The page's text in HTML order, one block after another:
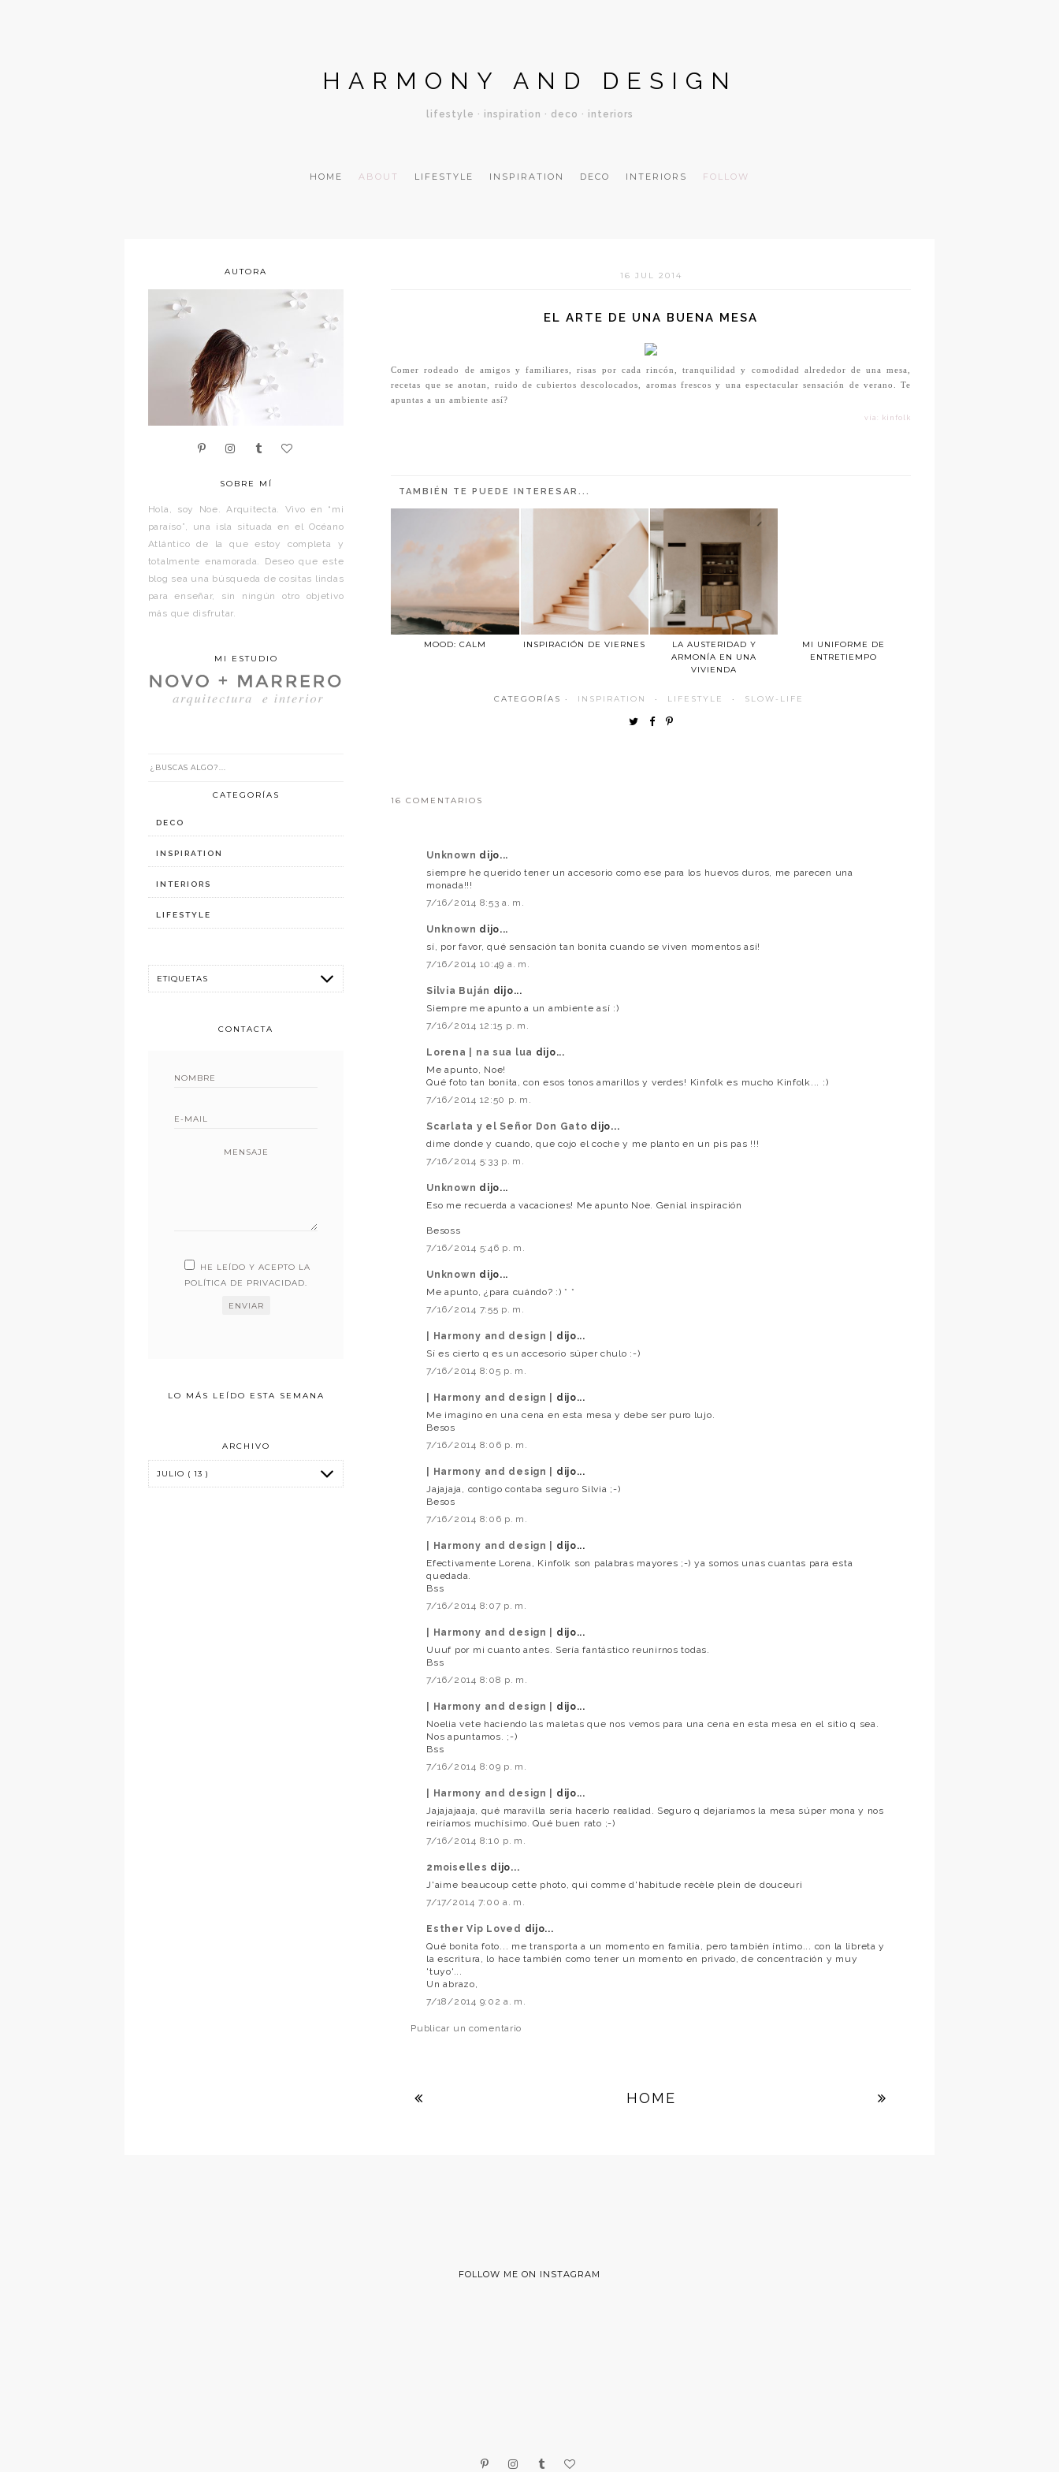
HARMONY AND DESIGN
lifestyle · inspiration · deco · interiors
HOME ABOUT LIFESTYLE INSPIRATION DECO INTERIORS FOLLOW
16 JUL 2014
EL ARTE DE UNA BUENA MESA
Comer rodeado de amigos y familiares, risas por cada rincón, tranquilidad y comodidad alrededor de una mesa,
recetas que se anotan, ruido de cubiertos descolocados, aromas frescos y una espectacular sensación de verano. Te
apuntas a un ambiente así?
vía: kinfolk
TAMBIÉN TE PUEDE INTERESAR...
MOOD: CALM INSPIRACIÓN DE VIERNES
LA AUSTERIDAD Y
ARMONÍA EN UNA
VIVIENDA
MI UNIFORME DE
ENTRETIEMPO
CATEGORÍAS · INSPIRATION · LIFESTYLE · SLOW-LIFE
16 COMENTARIOS
Unknown dijo...
siempre he querido tener un accesorio como ese para los huevos duros, me parecen una
monada!!!
7/16/2014 8:53 a. m.
Unknown dijo...
sí, por favor, qué sensación tan bonita cuando se viven momentos así!
7/16/2014 10:49 a. m.
Silvia Buján dijo...
Siempre me apunto a un ambiente así :)
7/16/2014 12:15 p. m.
Lorena | na sua lua dijo...
Me apunto, Noe!
Qué foto tan bonita, con esos tonos amarillos y verdes! Kinfolk es mucho Kinfolk... :)
7/16/2014 12:50 p. m.
Scarlata y el Señor Don Gato dijo...
dime donde y cuando, que cojo el coche y me planto en un pis pas !!!
7/16/2014 5:33 p. m.
Unknown dijo...
Eso me recuerda a vacaciones! Me apunto Noe. Genial inspiración
Besoss
7/16/2014 5:46 p. m.
Unknown dijo...
Me apunto, ¿para cuándo? :) * *
7/16/2014 7:55 p. m.
| Harmony and design | dijo...
Sí es cierto q es un accesorio súper chulo :-)
7/16/2014 8:05 p. m.
| Harmony and design | dijo...
Me imagino en una cena en esta mesa y debe ser puro lujo.
Besos
7/16/2014 8:06 p. m.
| Harmony and design | dijo...
Jajajaja, contigo contaba seguro Silvia ;-)
Besos
7/16/2014 8:06 p. m.
| Harmony and design | dijo...
Efectivamente Lorena, Kinfolk son palabras mayores ;-) ya somos unas cuantas para esta
quedada.
Bss
7/16/2014 8:07 p. m.
| Harmony and design | dijo...
Uuuf por mi cuanto antes. Sería fantástico reunirnos todas.
Bss
7/16/2014 8:08 p. m.
| Harmony and design | dijo...
Noelia vete haciendo las maletas que nos vemos para una cena en esta mesa en el sitio q sea.
Nos apuntamos. ;-)
Bss
7/16/2014 8:09 p. m.
| Harmony and design | dijo...
Jajajajaaja, qué maravilla sería hacerlo realidad. Seguro q dejaríamos la mesa súper mona y nos
reiríamos muchísimo. Qué buen rato ;-)
7/16/2014 8:10 p. m.
2moiselles dijo...
J'aime beaucoup cette photo, qui comme d'habitude recèle plein de douceuri
7/17/2014 7:00 a. m.
Esther Vip Loved dijo...
Qué bonita foto... me transporta a un momento en familia, pero también íntimo... con la libreta y
la escritura, lo hace también como tener un momento en privado, de concentración y muy
'tuyo'...
Un abrazo,
7/18/2014 9:02 a. m.
Publicar un comentario
HOME
AUTORA
SOBRE MÍ
Hola, soy Noe. Arquitecta. Vivo en “mi
paraíso”, una isla situada en el Océano
Atlántico de la que estoy completa y
totalmente enamorada. Deseo que este
blog sea una búsqueda de cositas lindas
para enseñar, sin ningún otro objetivo
más que disfrutar.
MI ESTUDIO
CATEGORÍAS
DECO
INSPIRATION
INTERIORS
LIFESTYLE
CONTACTA
MENSAJE
HE LEÍDO Y ACEPTO LA
POLÍTICA DE PRIVACIDAD.
LO MÁS LEÍDO ESTA SEMANA
ARCHIVO
FOLLOW ME ON INSTAGRAM